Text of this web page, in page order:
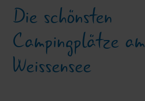
Die schönsten
Campingplätze am
Weissensee